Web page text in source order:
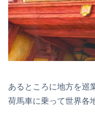
あるところに地方を巡
荷馬車に乗って世界各